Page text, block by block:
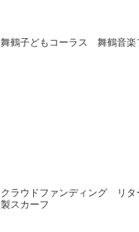
舞鶴子どもコーラス 舞鶴音楽
クラウドファンディング リ
製スカーフ